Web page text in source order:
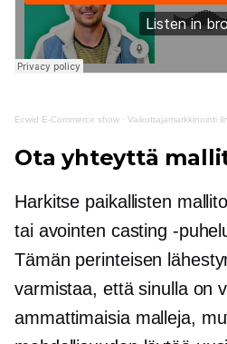
Ecwid E-Commerce show · Vaikuttajamarkkinointi
Ota yhteyttä
Harkitse paikallisten
tai avointen casting -
Tämän perinteisen
varmistaa, että sinulla on
ammattimaisia ​​malleja,